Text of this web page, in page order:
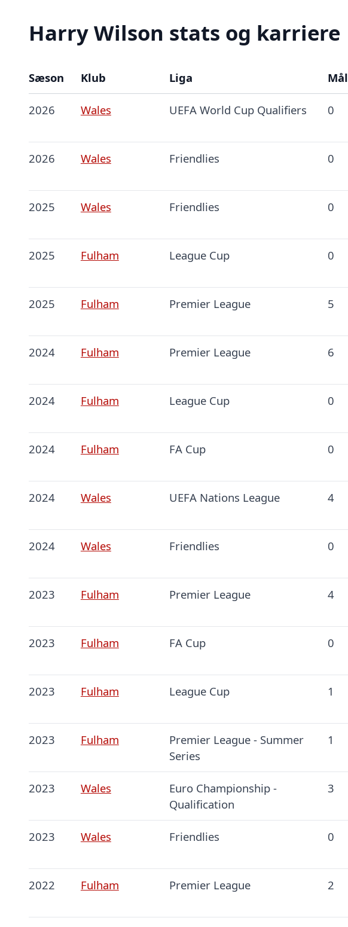
Harry Wilson stats og karriere
Sæson Klub Liga Mål
2026 Wales UEFA World Cup Qualifiers 0
2026 Wales Friendlies 0
2025 Wales Friendlies 0
2025 Fulham League Cup 0
2025 Fulham Premier League 5
2024 Fulham Premier League 6
2024 Fulham League Cup 0
2024 Fulham FA Cup 0
2024 Wales UEFA Nations League 4
2024 Wales Friendlies 0
2023 Fulham Premier League 4
2023 Fulham FA Cup 0
2023 Fulham League Cup 1
2023 Fulham
Premier League - Summer
Series
1
2023 Wales
Euro Championship -
Qualification
3
2023 Wales Friendlies 0
2022 Fulham Premier League 2